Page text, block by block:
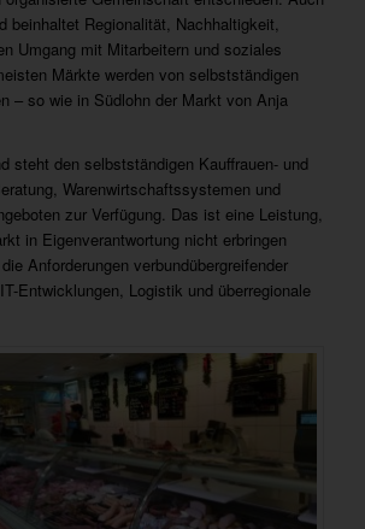
beinhaltet Regionalität, Nachhaltigkeit,
Umgang mit Mitarbeitern und soziales
Märkte werden von selbstständigen
– so wie in Südlohn der Markt von Anja
steht den selbstständigen Kauffrauen- und
Warenwirtschaftssystemen und
zur Verfügung. Das ist eine Leistung,
in Eigenverantwortung nicht erbringen
Anforderungen verbundübergreifender
Entwicklungen, Logistik und überregionale